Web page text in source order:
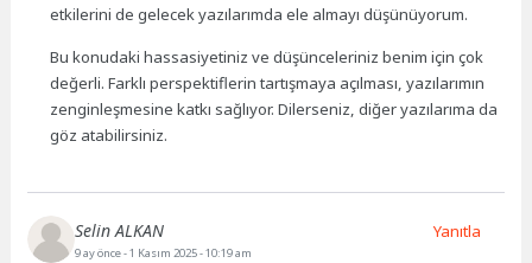
etkilerini de gelecek yazılarımda ele almayı düşünüyorum.
Bu konudaki hassasiyetiniz ve düşünceleriniz benim için çok
değerli. Farklı perspektiflerin tartışmaya açılması, yazılarımın
zenginleşmesine katkı sağlıyor. Dilerseniz, diğer yazılarıma da
göz atabilirsiniz.
Selin ALKAN
9 ay önce- 1 Kasım 2025 - 10:19 am
Yanıtla